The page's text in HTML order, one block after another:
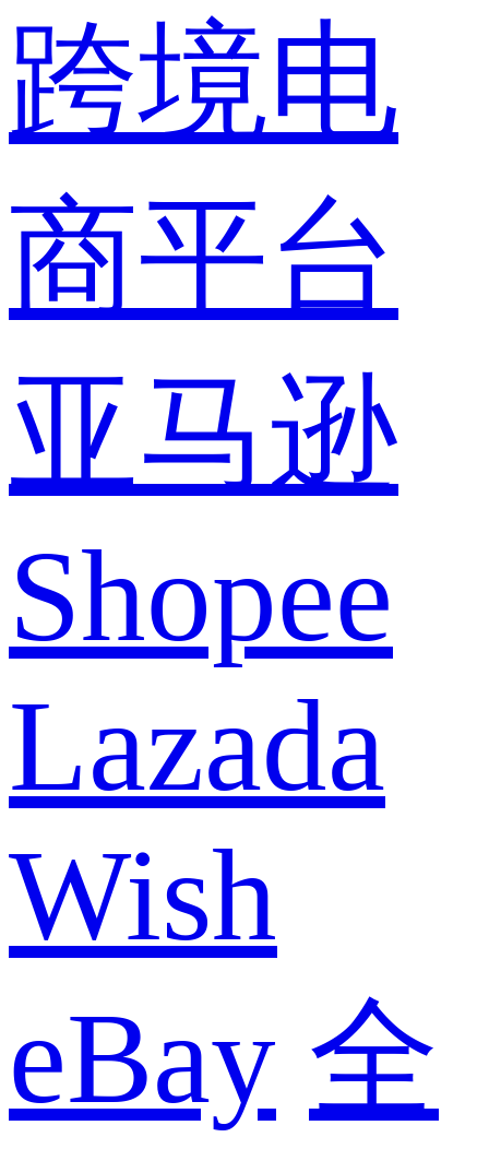
跨境电
商平台
亚马逊
Shopee
Lazada
Wish
eBay 全